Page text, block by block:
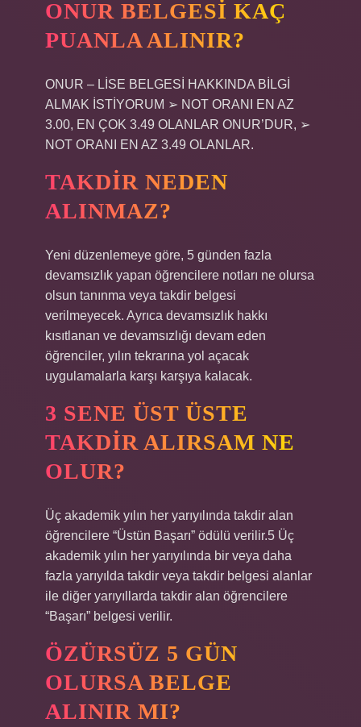
ONUR BELGESI KAÇ
PUANLA ALINIR?
ONUR – LİSE BELGESİ HAKKINDA BİLGİ
ALMAK İSTİYORUM ➢ NOT ORANI EN AZ
3.00, EN ÇOK 3.49 OLANLAR ONUR’DUR, ➢
NOT ORANI EN AZ 3.49 OLANLAR.
TAKDIR NEDEN
ALINMAZ?
Yeni düzenlemeye göre, 5 günden fazla
devamsızlık yapan öğrencilere notları ne olursa
olsun tanınma veya takdir belgesi
verilmeyecek. Ayrıca devamsızlık hakkı
kısıtlanan ve devamsızlığı devam eden
öğrenciler, yılın tekrarına yol açacak
uygulamalarla karşı karşıya kalacak.
3 SENE ÜST ÜSTE
TAKDIR ALIRSAM NE
OLUR?
Üç akademik yılın her yarıyılında takdir alan
öğrencilere “Üstün Başarı” ödülü verilir.5 Üç
akademik yılın her yarıyılında bir veya daha
fazla yarıyılda takdir veya takdir belgesi alanlar
ile diğer yarıyıllarda takdir alan öğrencilere
“Başarı” belgesi verilir.
ÖZÜRSÜZ 5 GÜN
OLURSA BELGE
ALINIR MI?